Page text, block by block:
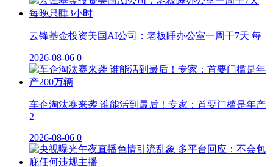
云锋基金投资美国AI公司：老板睡办公室一周干7天 每
2026-08-06 0
车企淘汰赛来袭 谁能活到最后！专家：首要门槛是年产
2
2026-08-06 0